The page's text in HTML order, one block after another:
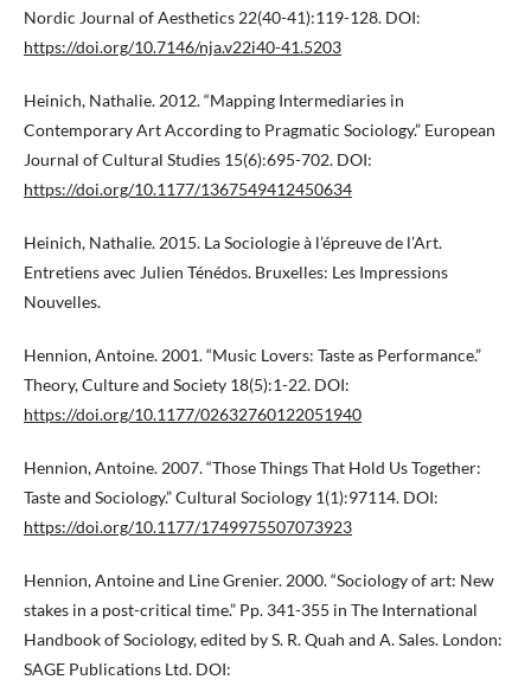
Nordic Journal of Aesthetics 22(40-41):119-128. DOI:
https://doi.org/10.7146/nja.v22i40-41.5203
Heinich, Nathalie. 2012. “Mapping Intermediaries in
Contemporary Art According to Pragmatic Sociology.” European
Journal of Cultural Studies 15(6):695-702. DOI:
https://doi.org/10.1177/1367549412450634
Heinich, Nathalie. 2015. La Sociologie à l’épreuve de l’Art.
Entretiens avec Julien Ténédos. Bruxelles: Les Impressions
Nouvelles.
Hennion, Antoine. 2001. “Music Lovers: Taste as Performance.”
Theory, Culture and Society 18(5):1-22. DOI:
https://doi.org/10.1177/02632760122051940
Hennion, Antoine. 2007. “Those Things That Hold Us Together:
Taste and Sociology.” Cultural Sociology 1(1):97114. DOI:
https://doi.org/10.1177/1749975507073923
Hennion, Antoine and Line Grenier. 2000. “Sociology of art: New
stakes in a post-critical time.” Pp. 341-355 in The International
Handbook of Sociology, edited by S. R. Quah and A. Sales. London:
SAGE Publications Ltd. DOI: